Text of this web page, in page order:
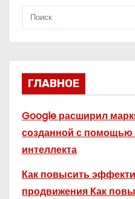
ГЛАВНОЕ
Google расширил
созданной с помощью
интеллекта
Как повысить
продвижения Как